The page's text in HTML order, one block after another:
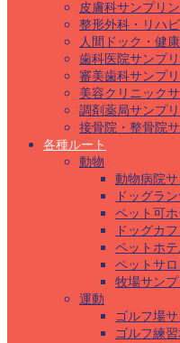
皮膚科サンプリ
整形外科・リハ
人間ドック・健
歯科医院サンプ
審美歯科サンプ
美容クリニック
調剤薬局サンプ
接骨院・整骨院
各種ルート
動物
動物病院
ドッグラ
ペット可
ドッグカ
ペットホ
ペットサ
牧場サン
運動
ゴルフ場
ゴルフ練